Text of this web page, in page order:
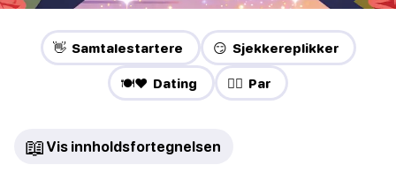
👋 Samtalestartere 😏 Sjekkereplikker
🍽️❤️ Dating ❤️‍🔥 Par
📖 Vis innholdsfortegnelsen